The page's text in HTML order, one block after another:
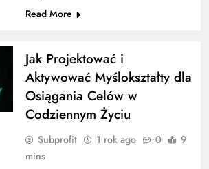
Read More
Jak Projektować i
Aktywować Myślokształty dla
Osiągania Celów w
Codziennym Życiu
Subprofit 1 rok ago 0
9
mins